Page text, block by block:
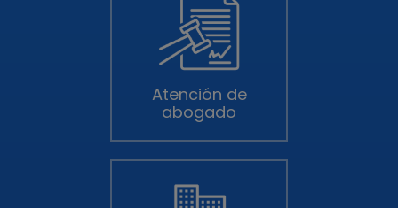
Atención de
abogado